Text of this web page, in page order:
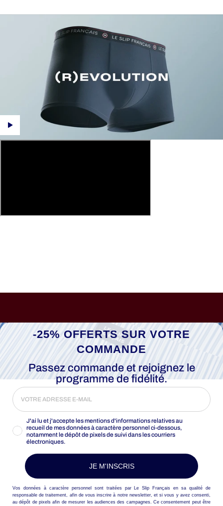
-25% OFFERTS SUR VOTRE
COMMANDE
Passez commande et rejoignez le
programme de fidélité.
J'ai lu et j'accepte les mentions d'informations relatives au
recueil de mes données à caractère personnel ci-dessous,
notamment le dépôt de pixels de suivi dans les courriers
électroniques.
JE M'INSCRIS
Vos données à caractère personnel sont traitées par Le Slip Français en sa qualité de
responsable de traitement, afin de vous inscrire à notre newsletter, et si vous y avez consenti,
au dépôt de pixels afin de mesurer les audiences des campagnes. Ce consentement peut être